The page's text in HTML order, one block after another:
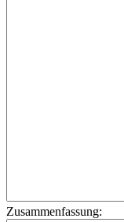
Zusammenfassung: